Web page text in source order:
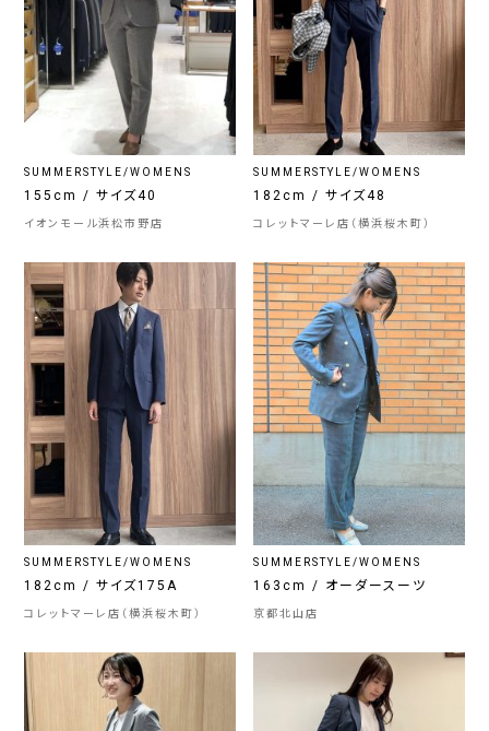
SUMMERSTYLE/WOMENS
155cm / サイズ40
イオンモール浜松市野店
SUMMERSTYLE/WOMENS
182cm / サイズ48
コレットマーレ店（横浜桜木町）
SUMMERSTYLE/WOMENS
182cm / サイズ175A
コレットマーレ店（横浜桜木町）
SUMMERSTYLE/WOMENS
163cm / オーダースーツ
京都北山店